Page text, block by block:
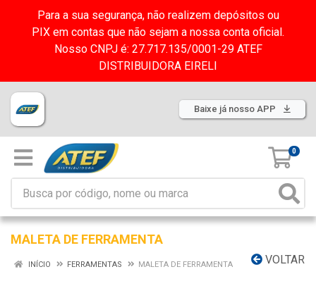
Para a sua segurança, não realizem depósitos ou
PIX em contas que não sejam a nossa conta oficial.
Nosso CNPJ é: 27.717.135/0001-29 ATEF
DISTRIBUIDORA EIRELI
Baixe já nosso APP
0
MALETA DE FERRAMENTA
VOLTAR
INÍCIO FERRAMENTAS MALETA DE FERRAMENTA